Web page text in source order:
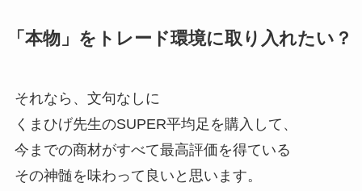
「本物」をトレード環境に取り入れたい？
それなら、文句なしに
くまひげ先生のSUPER平均足を購入して、
今までの商材がすべて最高評価を得ている
その神髄を味わって良いと思います。